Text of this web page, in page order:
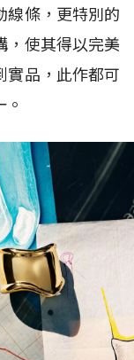
線條，更特別的
，使其得以完美
實品，此作都可